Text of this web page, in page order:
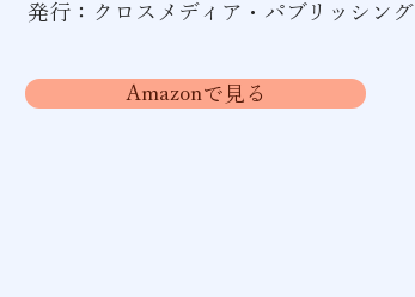
発行：クロスメディア・パブリッシング
Amazonで見る